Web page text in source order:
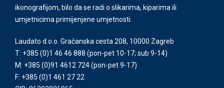
ikonografijom, bilo da se radi o slikarima, kiparima ili
umjetnicima primijenjene umjetnosti.
Laudato d.o.o. Gračanska cesta 208, 10000 Zagreb
T: +385 (0)1 46 46 888 (pon-pet 10-17; sub 9-14)
M: +385 (0)91 4612 724(pon-pet 9-17)
F: +385 (0)1 461 27 22